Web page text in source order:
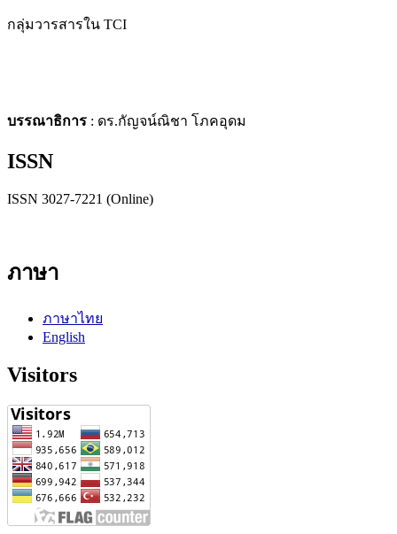
กลุ่มวารสารใน TCI
บรรณาธิการ : ดร.กัญจน์ณิชา โภคอุดม
ISSN
ISSN 3027-7221 (Online)
ภาษา
ภาษาไทย
English
Visitors